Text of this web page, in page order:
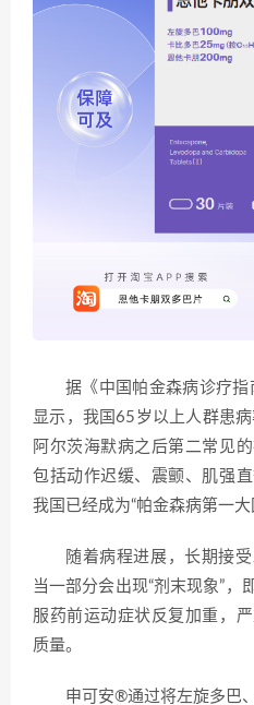
据《中国帕金森病诊疗指
显示，我国65岁以上人群患
阿尔茨海默病之后第二常见
包括动作迟缓、震颤、肌强
我国已经成为“帕金森病第一
随着病程进展，长期接
当一部分会出现“剂末现象”，
服药前运动症状反复加重，
质量。
申可安®通过将左旋多巴